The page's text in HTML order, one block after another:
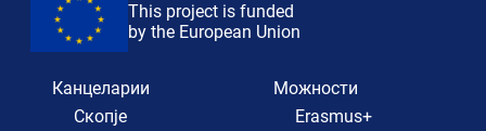
This project is funded
by the European Union
Канцеларии
Скопје
Можности
Erasmus+